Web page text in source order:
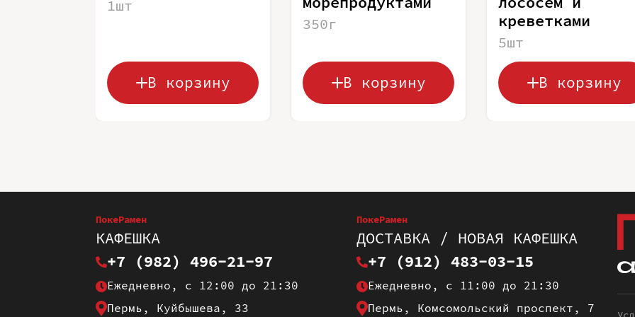
1шт
В корзину
350г
В корзину
креветками
5шт
В корзину
ПокеРамен
КАФЕШКА
+7 (982) 496-21-97
Ежедневно, с 12:00 до 21:30
Пермь, Куйбышева, 33
ПокеРамен
ДОСТАВКА / НОВАЯ КАФЕШКА
+7 (912) 483-03-15
Ежедневно, с 11:00 до 21:30
Пермь, Комсомольский проспект, 7